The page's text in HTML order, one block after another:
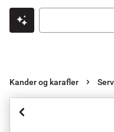
Kander og karafler